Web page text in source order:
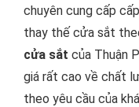
chuyên cung cấp
thay thế cửa sắt
cửa sắt của Thuận
giá rất cao về chất
theo yêu cầu của